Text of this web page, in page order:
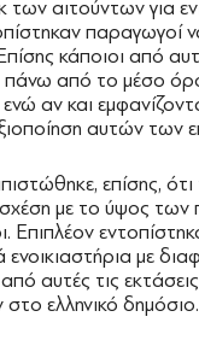
των αιτούντων για
παραγωγοί
κάποιοι από
πάνω από το μέσο
αν και
αυτών των
επίσης, ότι
με το ύψος των
με
αυτές τις
ελληνικό δημόσιο.